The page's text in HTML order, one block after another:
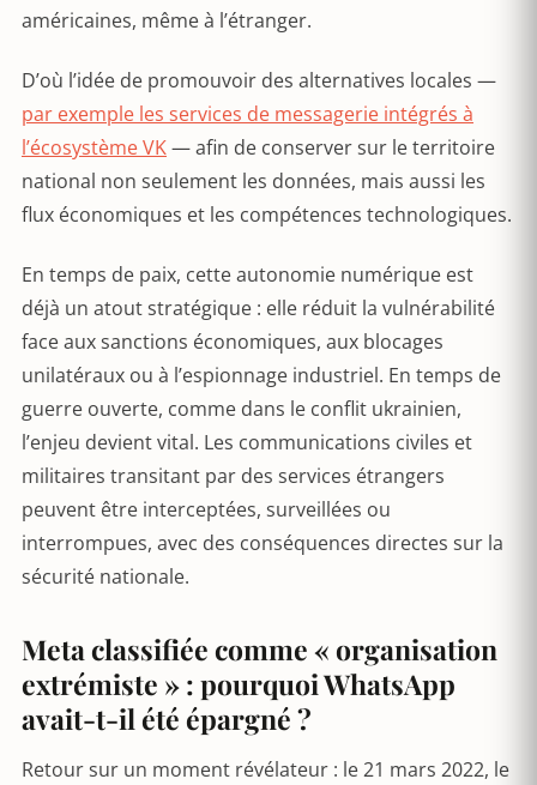
américaines, même à l’étranger.
D’où l’idée de promouvoir des alternatives locales —
par exemple les services de messagerie intégrés à
l’écosystème VK— afin de conserver sur le territoire
national non seulement les données, mais aussi les
flux économiques et les compétences technologiques.
En temps de paix, cette autonomie numérique est
déjà un atout stratégique : elle réduit la vulnérabilité
face aux sanctions économiques, aux blocages
unilatéraux ou à l’espionnage industriel. En temps de
guerre ouverte, comme dans le conflit ukrainien,
l’enjeu devient vital. Les communications civiles et
militaires transitant par des services étrangers
peuvent être interceptées, surveillées ou
interrompues, avec des conséquences directes sur la
sécurité nationale.
Meta classifiée comme « organisation
extrémiste » : pourquoi WhatsApp
avait-t-il été épargné ?
Retour sur un moment révélateur : le 21 mars 2022, le